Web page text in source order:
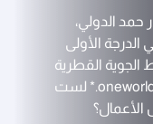
حمد الدولي،
الأولى
القطرية
وشركات الطيران الأعضاء في تحالف oneworld.* لست
الأعمال؟